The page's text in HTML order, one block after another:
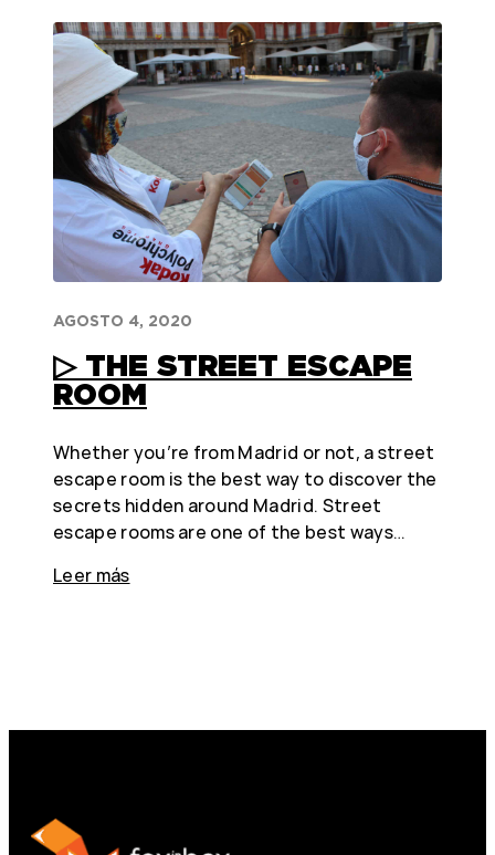
AGOSTO 4, 2020
▷ THE STREET ESCAPE
ROOM
Whether you’re from Madrid or not, a street
escape room is the best way to discover the
secrets hidden around Madrid. Street
escape rooms are one of the best ways…
Leer más